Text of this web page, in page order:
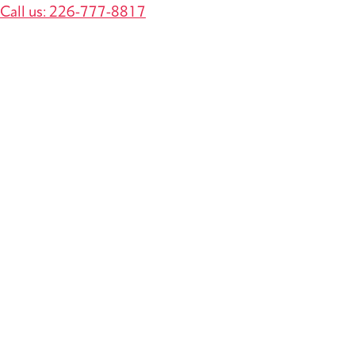
Call us: 226-777-8817